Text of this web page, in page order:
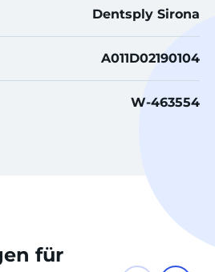
Dentsply Sirona
A011D02190104
W-463554
für